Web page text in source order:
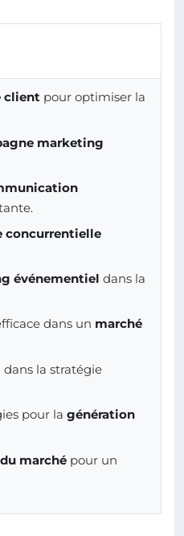
client pour optimiser la
marketing
concurrentielle
événementiel dans la
dans un marché
dans la stratégie
pour la génération
marché pour un